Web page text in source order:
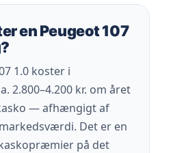
en Peugeot 107
1.0 koster i
2.800–4.200 kr. om året
— afhængigt af
Det er en
på det